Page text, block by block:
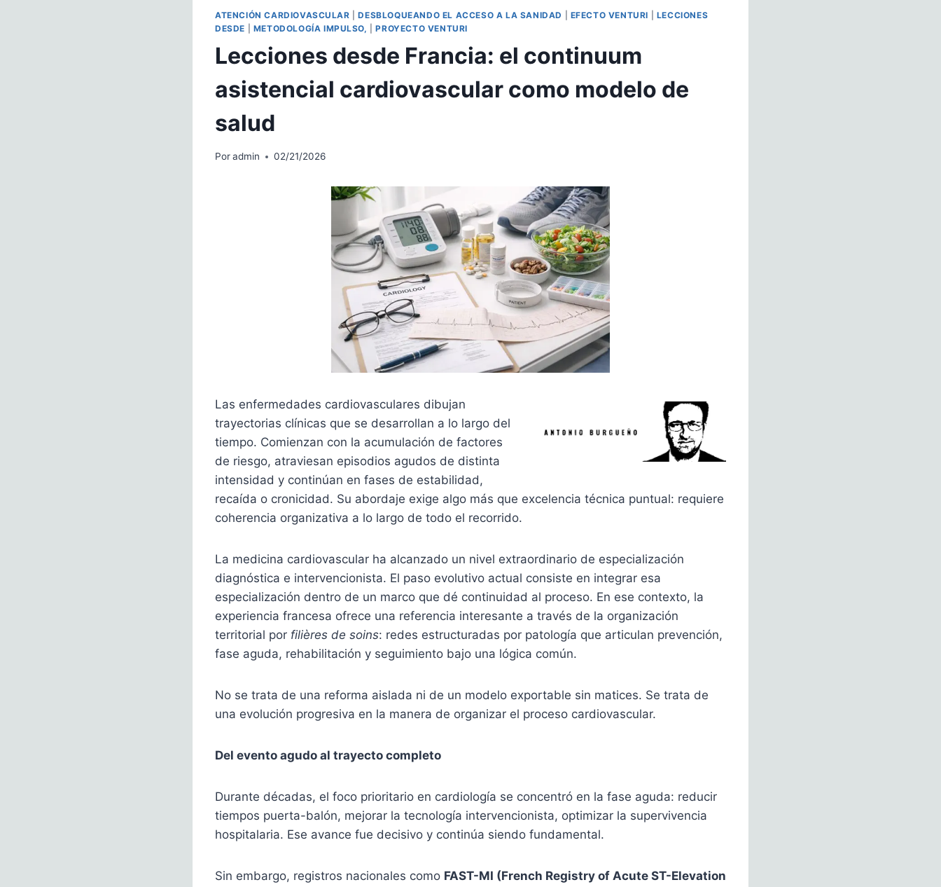
ATENCIÓN CARDIOVASCULAR |DESBLOQUEANDO EL ACCESO A LA SANIDAD EFECTO VENTURI
LECCIONES
DESDE
METODOLOGÍA IMPULSO, |PROYECTO VENTURI
Lecciones desde Francia: el continuum
asistencial cardiovascular como modelo de
salud
Poradmin 02/21/2026
Las enfermedades cardiovasculares dibujan
trayectorias clínicas que se desarrollan a lo largo del
tiempo. Comienzan con la acumulación de factores
de riesgo, atraviesan episodios agudos de distinta
intensidad y continúan en fases de estabilidad,
recaída o cronicidad. Su abordaje exige algo más que excelencia técnica puntual: requiere
coherencia organizativa a lo largo de todo el recorrido.
La medicina cardiovascular ha alcanzado un nivel extraordinario de especialización
diagnóstica e intervencionista. El paso evolutivo actual consiste en integrar esa
especialización dentro de un marco que dé continuidad al proceso. En ese contexto, la
experiencia francesa ofrece una referencia interesante a través de la organización
territorial por filières de soins: redes estructuradas por patología que articulan prevención,
fase aguda, rehabilitación y seguimiento bajo una lógica común.
No se trata de una reforma aislada ni de un modelo exportable sin matices. Se trata de
una evolución progresiva en la manera de organizar el proceso cardiovascular.
Del evento agudo al trayecto completo
Durante décadas, el foco prioritario en cardiología se concentró en la fase aguda: reducir
tiempos puerta-balón, mejorar la tecnología intervencionista, optimizar la supervivencia
hospitalaria. Ese avance fue decisivo y continúa siendo fundamental.
Sin embargo, registros nacionales como FAST-MI (French Registry of Acute ST-Elevation